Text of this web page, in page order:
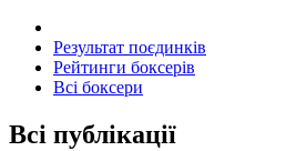
Результат поєдинків
Рейтинги боксерів
Всі боксери
Всі публікації